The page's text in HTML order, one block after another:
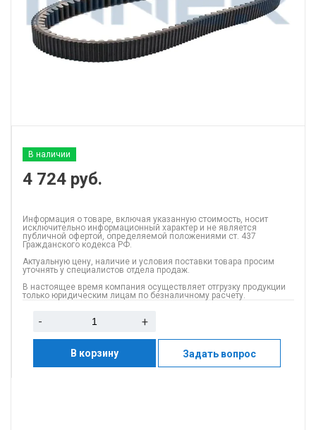
В наличии
4 724 руб.
Информация о товаре, включая указанную стоимость, носит
исключительно информационный характер и не является
публичной офертой, определяемой положениями ст. 437
Гражданского кодекса РФ.
Актуальную цену, наличие и условия поставки товара просим
уточнять у специалистов отдела продаж.
В настоящее время компания осуществляет отгрузку продукции
только юридическим лицам по безналичному расчету.
- +
В корзину Задать вопрос